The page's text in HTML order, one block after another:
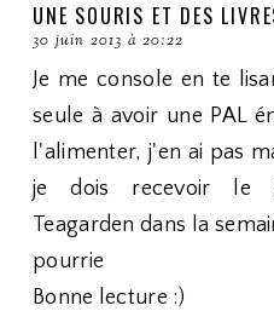
UNE SOURIS ET DES
30 juin 2013 à 20:22
Je me console en te
seule à avoir une PAL
l'alimenter, j'en ai pas
je dois recevoir le
Teagarden dans la
pourrie
Bonne lecture :)